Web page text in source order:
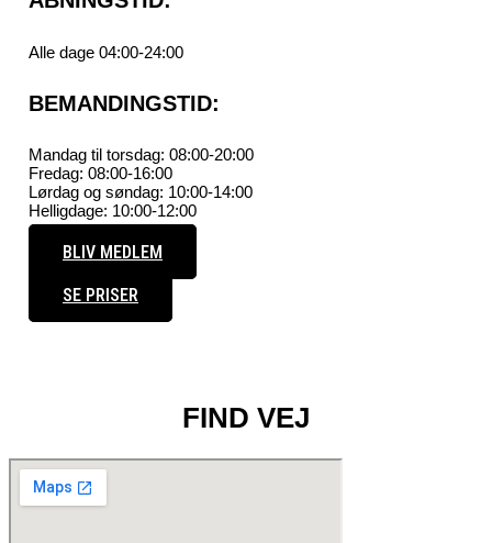
Alle dage 04:00-24:00
BEMANDINGSTID:
Mandag til torsdag: 08:00-20:00
Fredag: 08:00-16:00
Lørdag og søndag: 10:00-14:00
Helligdage: 10:00-12:00
BLIV MEDLEM
SE PRISER
FIND VEJ